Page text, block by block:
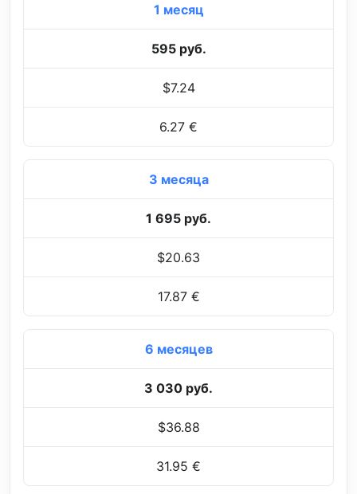
1 месяц
595 руб.
$7.24
6.27 €
3 месяца
1 695 руб.
$20.63
17.87 €
6 месяцев
3 030 руб.
$36.88
31.95 €